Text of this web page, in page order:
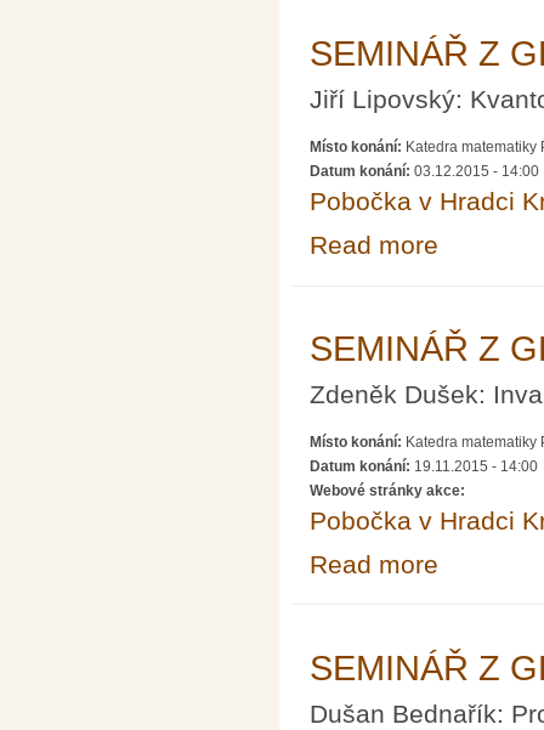
SEMINÁŘ Z
Jiří Lipovský:
Místo konání: Katedra
Datum konání: 03.12.2015 - 14:00
Pobočka v Hradci
Read more
SEMINÁŘ Z
Zdeněk Dušek:
Místo konání: Katedra
Datum konání: 19.11.2015 - 14:00
Webové stránky akce:
Pobočka v Hradci
Read more
SEMINÁŘ Z
Dušan Bednařík: